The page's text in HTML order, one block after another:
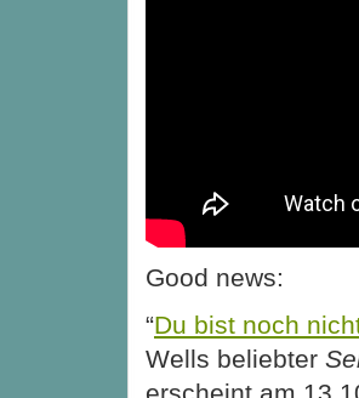
Good news:
“Du bist noch
Wells beliebter
erscheint am